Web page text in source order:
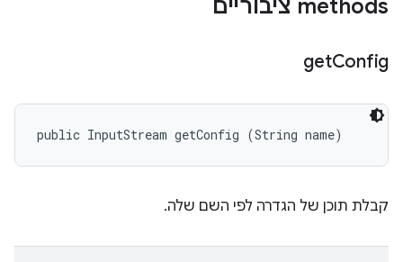
‫methods ציבוריים
getConfig
public InputStream getConfig (String name)
קבלת תוכן של הגדרה לפי השם שלה.